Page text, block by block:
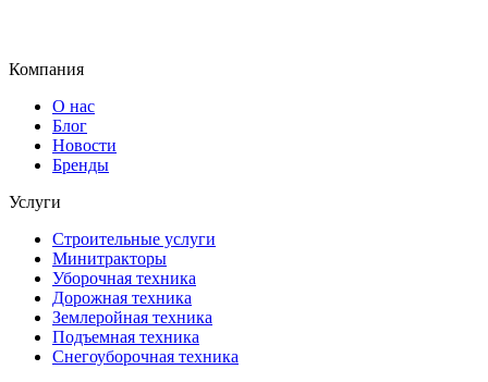
Компания
О нас
Блог
Новости
Бренды
Услуги
Строительные услуги
Минитракторы
Уборочная техника
Дорожная техника
Землеройная техника
Подъемная техника
Снегоуборочная техника